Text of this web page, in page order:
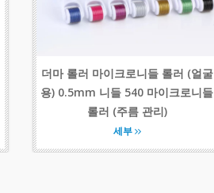
더마 롤러 마이크로니들 롤러 (얼굴
용) 0.5mm 니들 540 마이크로니들
롤러 (주름 관리)
세부